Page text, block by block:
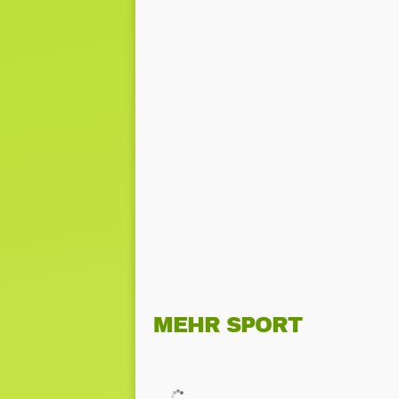
MEHR SPORT